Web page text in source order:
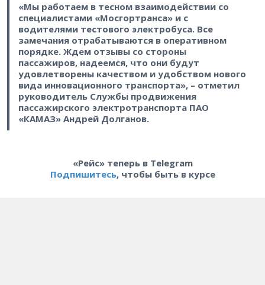
«Мы работаем в тесном взаимодействии со
специалистами «Мосгортранса» и с
водителями тестового электробуса. Все
замечания отрабатываются в оперативном
порядке. Ждем отзывы со стороны
пассажиров, надеемся, что они будут
удовлетворены качеством и удобством нового
вида инновационного транспорта», – отметил
руководитель Службы продвижения
пассажирского электротранспорта ПАО
«КАМАЗ» Андрей Долганов.
«Рейс» теперь в Telegram
Подпишитесь, чтобы быть в курсе